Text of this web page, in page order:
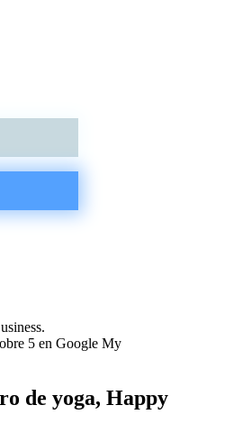
5 en Google My
de yoga, Happy